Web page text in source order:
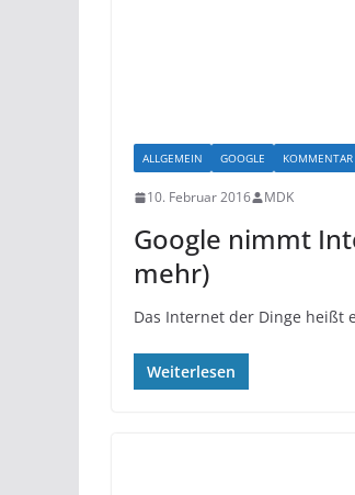
ALLGEMEIN GOOGLE KOMMENTAR
10. Februar 2016 MDK
Google nimmt
mehr)
Das Internet der Dinge heißt
Weiterlesen